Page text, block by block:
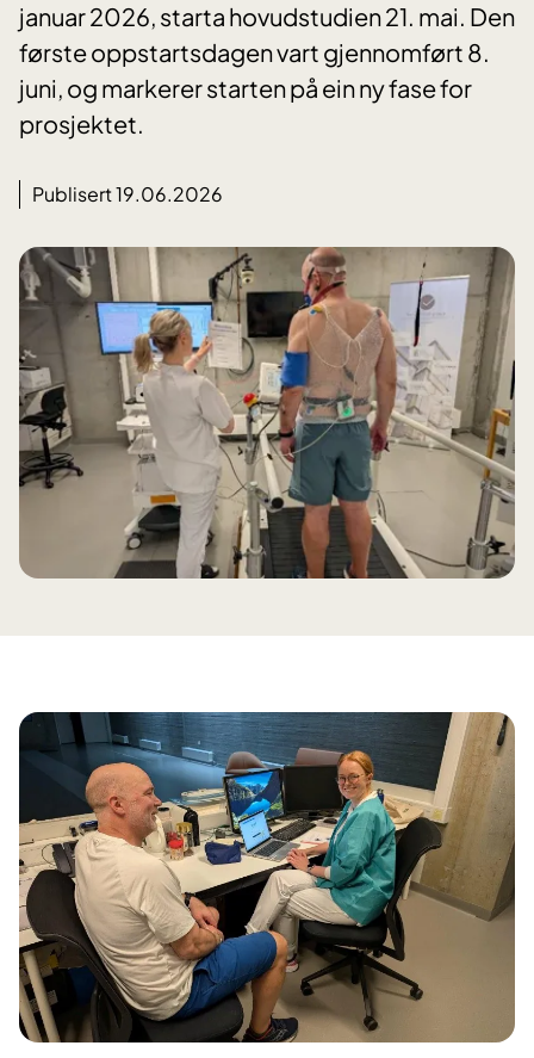
januar 2026, starta hovudstudien 21. mai. Den
første oppstartsdagen vart gjennomført 8.
juni, og markerer starten på ein ny fase for
prosjektet.
Publisert 19.06.2026